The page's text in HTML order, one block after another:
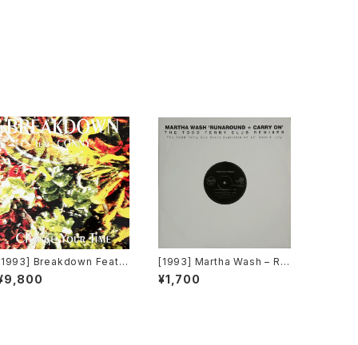
Breakdown Featur
Conny – Change Your
[Out]
[1993] Martha Wash – Ru
naround + Carry On (The
Todd Terry Club Remixe
¥1,700